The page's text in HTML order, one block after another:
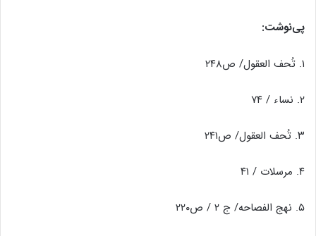
پی‌نوشت:
۱. تُحف العقول/ ص۲۴۸
۲. نساء / ۷۴
۳. تُحف العقول/ ص۲۴۱
۴. مرسلات / ۴۱
۵. نهج الفصاحه/ ج ۲ / ص۲۲۰